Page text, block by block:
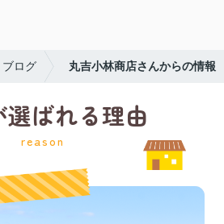
ブログ 丸吉小林商店さんからの情報
選ばれる理由
reason